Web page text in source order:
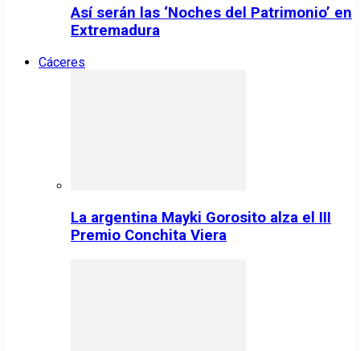
Así serán las ‘Noches del Patrimonio’ en
Extremadura
Cáceres
La argentina Mayki Gorosito alza el III
Premio Conchita Viera